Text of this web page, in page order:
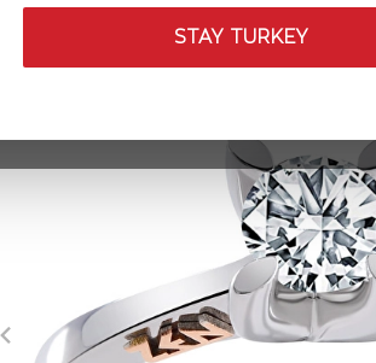
STAY TURKEY